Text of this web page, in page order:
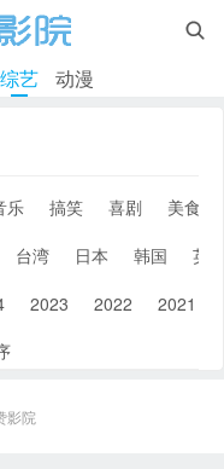

综艺 动漫
乐 搞笑 喜剧
美食
台湾 日本 韩国
英
2023 2022 2021
影院